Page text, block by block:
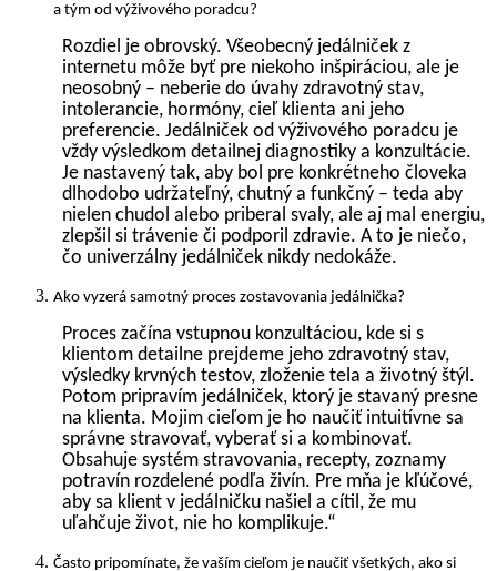
a tým od výživového poradcu?
Rozdiel je obrovský. Všeobecný jedálniček z
internetu môže byť pre niekoho inšpiráciou, ale je
neosobný – neberie do úvahy zdravotný stav,
intolerancie, hormóny, cieľ klienta ani jeho
preferencie. Jedálniček od výživového poradcu je
vždy výsledkom detailnej diagnostiky a konzultácie.
Je nastavený tak, aby bol pre konkrétneho človeka
dlhodobo udržateľný, chutný a funkčný – teda aby
nielen chudol alebo priberal svaly, ale aj mal energiu,
zlepšil si trávenie či podporil zdravie. A to je niečo,
čo univerzálny jedálniček nikdy nedokáže.
Ako vyzerá samotný proces zostavovania jedálnička?
Proces začína vstupnou konzultáciou, kde si s
klientom detailne prejdeme jeho zdravotný stav,
výsledky krvných testov, zloženie tela a životný štýl.
Potom pripravím jedálniček, ktorý je stavaný presne
na klienta. Mojim cieľom je ho naučiť intuitívne sa
správne stravovať, vyberať si a kombinovať.
Obsahuje systém stravovania, recepty, zoznamy
potravín rozdelené podľa živín. Pre mňa je kľúčové,
aby sa klient v jedálničku našiel a cítil, že mu
uľahčuje život, nie ho komplikuje.“
Často pripomínate, že vaším cieľom je naučiť všetkých, ako si